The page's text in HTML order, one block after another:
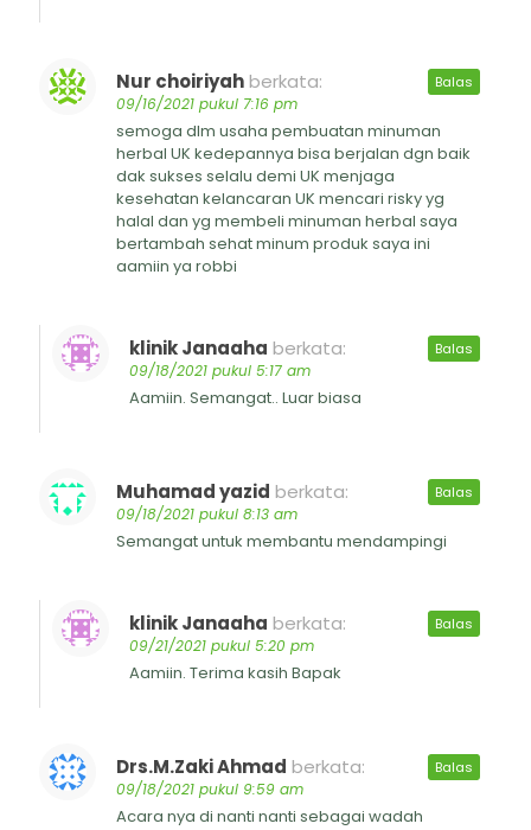
Nur choiriyahberkata:
09/16/2021 pukul 7:16 pm
semoga dlm usaha pembuatan minuman
herbal UK kedepannya bisa berjalan dgn baik
dak sukses selalu demi UK menjaga
kesehatan kelancaran UK mencari risky yg
halal dan yg membeli minuman herbal saya
bertambah sehat minum produk saya ini
aamiin ya robbi
Balas
klinik Janaaha berkata:
09/18/2021 pukul 5:17 am
Aamiin. Semangat.. Luar biasa
Balas
Muhamad yazid berkata:
09/18/2021 pukul 8:13 am
Semangat untuk membantu mendampingi
Balas
klinik Janaaha berkata:
09/21/2021 pukul 5:20 pm
Aamiin. Terima kasih Bapak
Balas
Drs.M.Zaki Ahmad berkata:
09/18/2021 pukul 9:59 am
Acara nya di nanti nanti sebagai wadah
Balas